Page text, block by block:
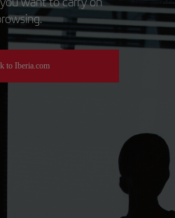
to Iberia.com